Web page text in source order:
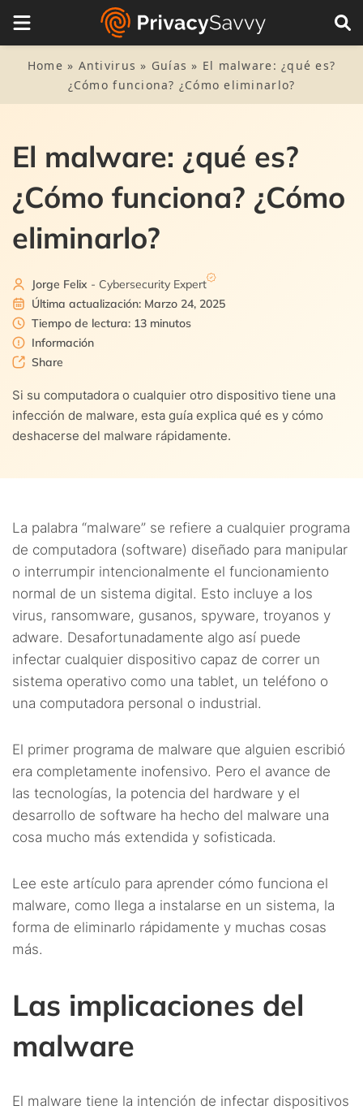
Home » Antivirus » Guías » El malware: ¿qué es?
¿Cómo funciona? ¿Cómo eliminarlo?
El malware: ¿qué es?
¿Cómo funciona? ¿Cómo
eliminarlo?
Jorge Felix - Cybersecurity Expert
Última actualización: Marzo 24, 2025
Tiempo de lectura: 13 minutos
Información
Share
Si su computadora o cualquier otro dispositivo tiene una
infección de malware, esta guía explica qué es y cómo
deshacerse del malware rápidamente.
La palabra “malware” se refiere a cualquier programa
de computadora (software) diseñado para manipular
o interrumpir intencionalmente el funcionamiento
normal de un sistema digital. Esto incluye a los
virus, ransomware, gusanos, spyware, troyanos y
adware. Desafortunadamente algo así puede
infectar cualquier dispositivo capaz de correr un
sistema operativo como una tablet, un teléfono o
una computadora personal o industrial.
El primer programa de malware que alguien escribió
era completamente inofensivo. Pero el avance de
las tecnologías, la potencia del hardware y el
desarrollo de software ha hecho del malware una
cosa mucho más extendida y sofisticada.
Lee este artículo para aprender cómo funciona el
malware, como llega a instalarse en un sistema, la
forma de eliminarlo rápidamente y muchas cosas
más.
Las implicaciones del
malware
El malware tiene la intención de infectar dispositivos
Tabla de Contenidos
Tipos de malware
¿Cuál es el propósito del malware?
4.1. ¿Y por qué lo usan?
5. Señales de infección en un dispositivo
6. ¿Cómo puedo detectar el malware?
7. ¿Cómo eliminar el malware?
7.1. Eliminar malware en mac OSX y Windows
7.2. Eliminar malware de sistemas Android o iOS
8. Formas efectivas de resguardarse contra el malware
9.
10. Conclusiones